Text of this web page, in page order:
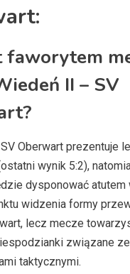
faworytem
II – SV
Oberwart prezentuje
wynik 5:2),
dysponować atutem
widzenia formy
lecz mecze
związane
taktycznymi.